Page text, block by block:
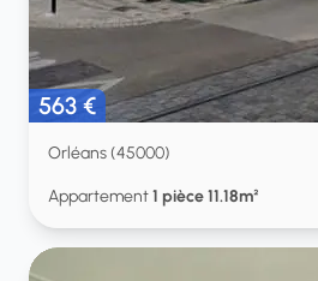
563 €
Orléans (45000)
Appartement1 pièce 11.18m²